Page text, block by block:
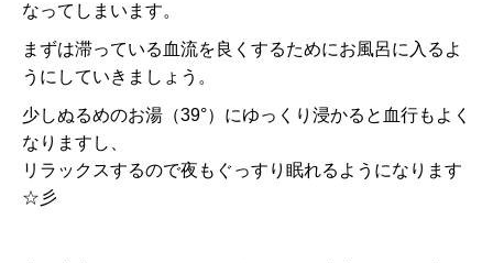
なってしまいます。
まずは滞っている血流を良くするためにお風呂に入るよ
うにしていきましょう。
少しぬるめのお湯（39°）にゆっくり浸かると血行もよく
なりますし、
リラックスするので夜もぐっすり眠れるようになります
☆彡